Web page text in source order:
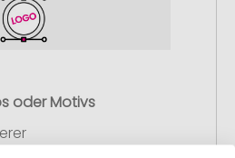
oder Motivs